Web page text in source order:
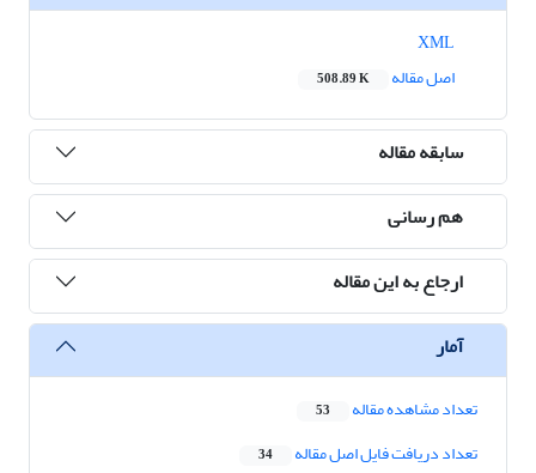
اصل مقاله
508.89 K
سابقه مقاله
هم رسانی
ارجاع به این مقاله
آمار
تعداد مشاهده مقاله 53
تعداد دریافت فایل اصل مقاله 34